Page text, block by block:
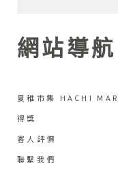
網站導航
夏稚市集 HACHI
得獎
客人評價
聯繫我們